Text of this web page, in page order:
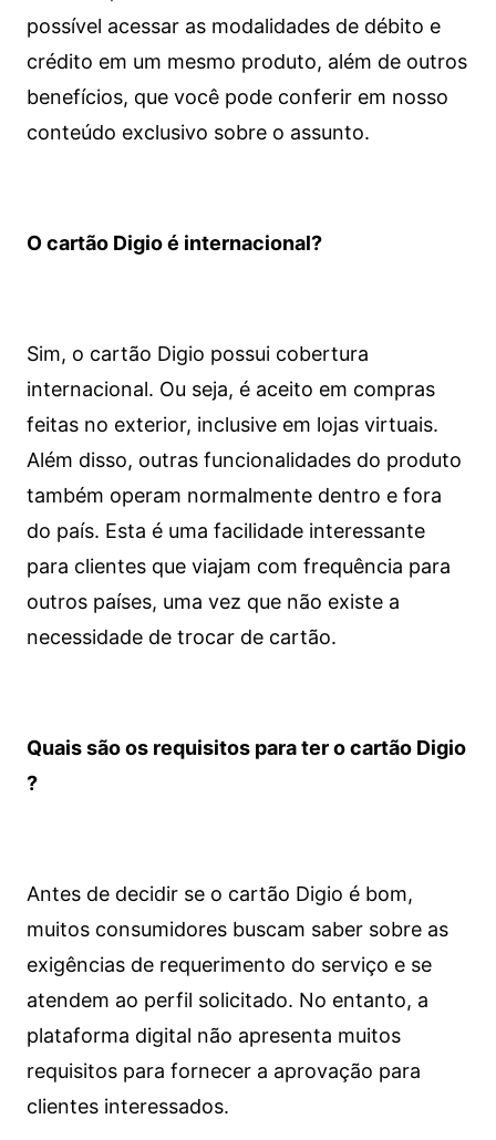
possível acessar as modalidades de débito e
crédito em um mesmo produto, além de outros
benefícios, que você pode conferir em nosso
conteúdo exclusivo sobre o assunto.
O cartão Digio é internacional?
Sim, o cartão Digio possui cobertura
internacional. Ou seja, é aceito em compras
feitas no exterior, inclusive em lojas virtuais.
Além disso, outras funcionalidades do produto
também operam normalmente dentro e fora
do país. Esta é uma facilidade interessante
para clientes que viajam com frequência para
outros países, uma vez que não existe a
necessidade de trocar de cartão.
Quais são os requisitos para ter o cartão Digio
?
Antes de decidir se o cartão Digio é bom,
muitos consumidores buscam saber sobre as
exigências de requerimento do serviço e se
atendem ao perfil solicitado. No entanto, a
plataforma digital não apresenta muitos
requisitos para fornecer a aprovação para
clientes interessados.